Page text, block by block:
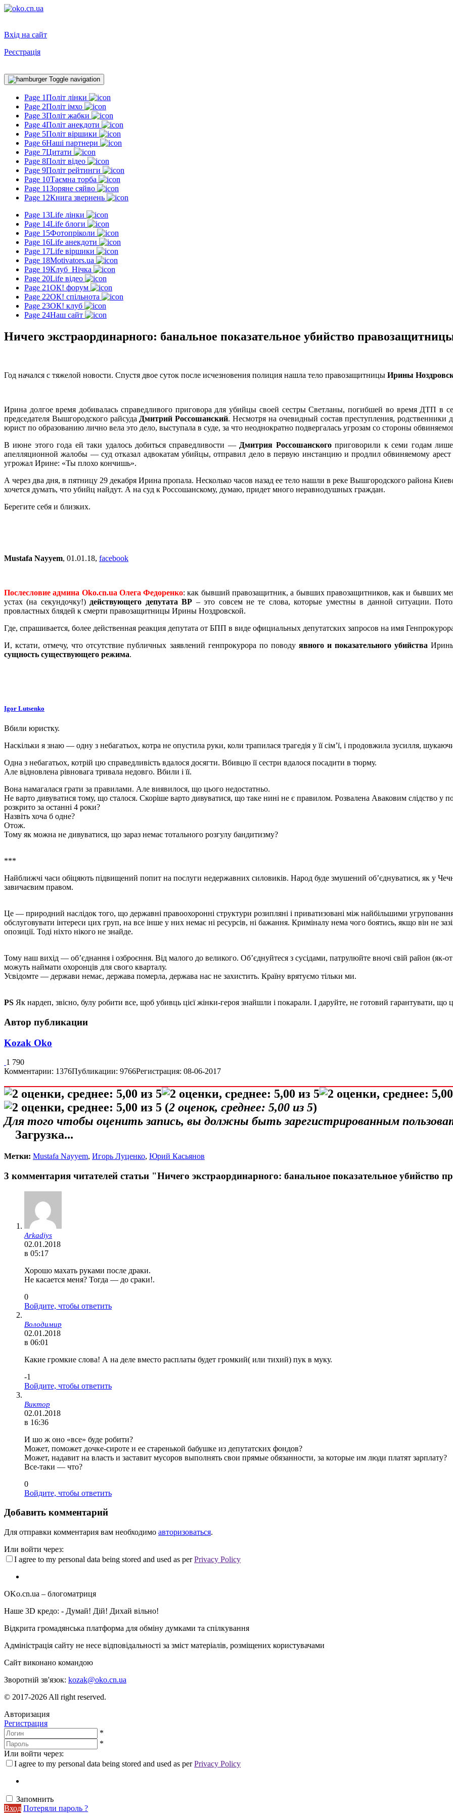
Вхід на сайт
Реєстрація
Toggle navigation
Page 1Політ лінки
Page 2Політ імхо
Page 3Політ жабки
Page 4Політ анекдоти
Page 5Політ віршики
Page 6Наші партнери
Page 7Цитати
Page 8Політ відео
Page 9Політ рейтинги
Page 10Таємна торба
Page 11Зоряне сяйво
Page 12Книга звернень
Page 13Life лінки
Page 14Life блоги
Page 15Фотопріколи
Page 16Life анекдоти
Page 17Life віршики
Page 18Motivators.ua
Page 19Клуб_Нічка
Page 20Life відео
Page 21ОК! форум
Page 22ОК! спільнота
Page 23ОК! клуб
Page 24Наш сайт
Ничего экстраординарного: банальное показательное убийство
Год начался с тяжелой новости. Спустя двое суток после исчезновения полиция нашла тело правозащитницы Ирины
Ирина долгое время добивалась справедливого приговора для убийцы своей сестры Светланы, погибшей во время ДТП в
председателя Вышгородского райсуда Дмитрий Россошанский. Несмотря на очевидный состав преступления, родственники
юрист по образованию лично вела это дело, выступала в суде, за что неоднократно подвергалась угрозам со стороны
В июне этого года ей таки удалось добиться справедливости — Дмитрия Россошанскогоприговорили к семи годам
апелляционной жалобы — суд отказал адвокатам убийцы, отправил дело в первую инстанцию и продлил обвиняемому арест
угрожал Ирине: «Ты плохо кончишь».
А через два дня, в пятницу 29 декабря Ирина пропала. Несколько часов назад ее тело нашли в реке Вышгородского района
хочется думать, что убийц найдут. А на суд к Россошанскому, думаю, придет много неравнодушных граждан.
Берегите себя и близких.
Mustafa Nayyem, 01.01.18, facebook
Послесловие админа Oko.cn.ua Олега Федоренко: как бывший правозащитник, а бывших правозащитников, как и бывших
устах (на секундочку!) действующего депутата ВР – это совсем не те слова, которые уместны в данной ситуации.
провластных блядей к смерти правозащитницы Ирины Ноздровской.
Где, спрашивается, более действенная реакция депутата от БПП в виде официальных депутатских запросов на имя
И, кстати, отмечу, что отсутствие публичных заявлений генпрокурора по поводу явного и показательного убийства
сущность существующего режима.
Igor Lutsenko
Вбили юристку.
Наскільки я знаю — одну з небагатьох, котра не опустила руки, коли трапилася трагедія у її сім’ї, і продовжила зусилля,
Одна з небагатьох, котрій цю справедливість вдалося досягти. Вбивцю її сестри вдалося посадити в тюрму.
Але відновлена рівновага тривала недовго. Вбили і її.
Вона намагалася грати за правилами. Але виявилося, що цього недостатньо.
Не варто дивуватися тому, що сталося. Скоріше варто дивуватися, що таке нині не є правилом. Розвалена Аваковим слідство у
розкрито за останні 4 роки?
Назвіть хоча б одне?
Отож.
Тому як можна не дивуватися, що зараз немає тотального розгулу бандитизму?
***
Найближчі часи обіцяють підвищений попит на послуги недержавних силовиків. Народ буде змушений об’єднуватися, як у
завичаєвим правом.
Це — природний наслідок того, що державні правоохоронні структури розипляні і приватизовані між найбільшими
обслуговувати інтереси цих груп, на все інше у них немає ні ресурсів, ні бажання. Криміналу нема чого боятись, якщо він не
опозиції. Тоді ніхто нікого не знайде.
Тому наш вихід — об’єднання і озброєння. Від малого до великого. Об’єднуйтеся з сусідами, патрулюйте вночі свій район
можуть наймати охоронців для свого кварталу.
Усвідомте — держави немає, держава померла, держава нас не захистить. Країну врятуємо тільки ми.
PS Як нардеп, звісно, булу робити все, щоб убивць цієї жінки-героя знайшли і покарали. І даруйте, не готовий гарантувати, що
Автор публикации
Kozak Oko
1 790
Комментарии: 1376Публикации: 9766Регистрация: 08-06-2017
(2 оценок, среднее: 5,00 из 5)
Для того чтобы оценить запись, вы должны быть зарегистрированным
Загрузка...
Метки: Mustafa Nayyem, Игорь Луценко, Юрий Касьянов
3 комментария читателей статьи "Ничего экстраординарного: банальное показательное убийство
Arkadiys
02.01.2018
в 05:17
Хорошо махать руками после драки.
Не касается меня? Тогда — до сраки!.
0
Войдите, чтобы ответить
Володимир
02.01.2018
в 06:01
Какие громкие слова! А на деле вместо расплаты будет громкий( или тихий) пук в муку.
-1
Войдите, чтобы ответить
Виктор
02.01.2018
в 16:36
И шо ж оно «все» буде робити?
Может, поможет дочке-сироте и ее старенькой бабушке из депутатских фондов?
Может, надавит на власть и заставит мусоров выполнять свои прямые обязанности, за которые им люди платят зарплату?
Все-таки — что?
0
Войдите, чтобы ответить
Добавить комментарий
Для отправки комментария вам необходимо авторизоваться.
Или войти через:
I agree to my personal data being stored and used as perPrivacy Policy
OKo.cn.ua – блогоматриця
Наше 3D кредо: - Думай! Дій! Дихай вільно!
Відкрита громадянська платформа для обміну думками та спілкування
Адміністрація сайту не несе відповідальності за зміст матеріалів, розміщених користувачами
Сайт виконано командою
Зворотній зв'язок: kozak@oko.cn.ua
© 2017-2026 All right reserved.
Авторизация
Регистрация
*
*
Или войти через:
I agree to my personal data being stored and used as perPrivacy Policy
Запомнить
Вход Потеряли пароль ?